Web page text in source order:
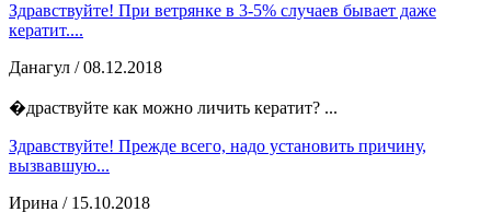
Здравствуйте! При ветрянке в 3-5% случаев бывает даже
кератит....
Данагул / 08.12.2018
�драствуйте как можно личить кератит? ...
Здравствуйте! Прежде всего, надо установить причину,
вызвавшую...
Ирина / 15.10.2018